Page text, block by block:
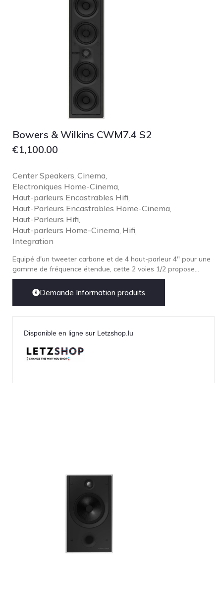
Bowers & Wilkins CWM7.4 S2
€1,100.00
Center Speakers, Cinema,
Electroniques Home-Cinema,
Haut-parleurs Encastrables Hifi,
Haut-Parleurs Encastrables Home-Cinema,
Haut-Parleurs Hifi,
Haut-parleurs Home-Cinema, Hifi,
Integration
Equipé d'un tweeter carbone et de 4 haut-parleur 4" pour une
gamme de fréquence étendue, cette 2 voies 1/2 propose...
Demande Information produits
Disponible en ligne sur Letzshop.lu